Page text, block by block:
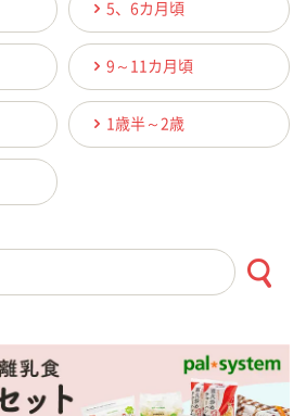
5、6カ月頃
9～11カ月頃
1歳半～2歳